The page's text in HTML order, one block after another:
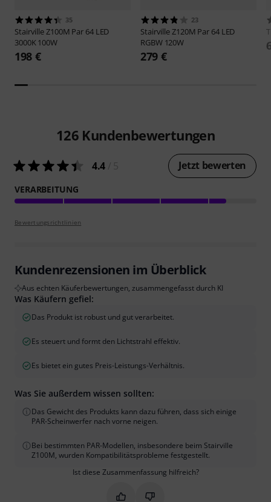
35
Stairville Z100M Par 64 LED
3000K 100W
198 €
23
Stairville Z120M Par 64 LED
RGBW 120W
279 €
126 Kundenbewertungen
4.4 Jetzt bewerten
VERARBEITUNG
Bewertungsrichtlinien
Kundenrezensionen im Überblick
Aus echten Käuferbewertungen, zusammengefasst durch KI
Was Käufern gefiel:
Das Produkt ist robust und gut verarbeitet.
Es steuert und formt den Lichtstrahl effektiv.
Es bietet ein gutes Preis-Leistungs-Verhältnis.
Was Sie außerdem wissen sollten:
Das Gewicht des Produkts kann dazu führen, dass sich einige
PAR-Scheinwerfer nach vorne neigen.
Bei bestimmten PAR-Modellen, insbesondere beim Stairville
Z100M, wurden Kompatibilitätsprobleme festgestellt.
Ist diese Zusammenfassung hilfreich?
Markieren Sie diese
Markieren Sie diese